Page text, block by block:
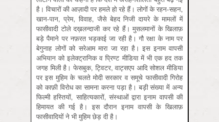
है। विचारों की आज़ादी पर हमले हो रहे हैं। लोगों के रहन-सहन,
खान-पान, प्रेम, विवाह, जैसे बेहद निजी दायरे के मामलों में
फासीवादी टोले दख़लन्दाजी कर रहे हैं। मुसलमानों के खिलाफ़
बड़े पैमाने पर नफ़रत भड़काई जा रही है। गौ रक्षा के नाम पर
बेगुनाह लोगों को सरेआम मारा जा रहा है। इस इनाम वापसी
अभियान को इलेक्ट्रानिक व प्रिण्ट मीडिया में भी एक हद तक
जगह मिली है। फेसबुक, ट्विटर, वाट्सएप आदि सोशल मीडिया
पर इस मुहिम के चलते मोदी सरकार व समूचे फासीवादी गिरोह
को काफ़ी विरोध का सामना करना पड़ा है। बड़ी संख्या में अन्य
फिल्मी हस्तियों, साहित्यकारों, संस्थाओं द्वारा इनाम वापसी की
हिमायत की गई है। इस दौरान इनाम वापसी के खिलाफ़
फासीवादियों ने भी मुहिम छेड़ दी है।